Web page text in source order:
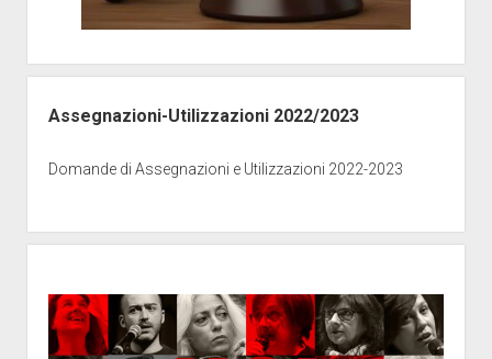
Assegnazioni-Utilizzazioni 2022/2023
Domande di Assegnazioni e Utilizzazioni 2022-2023